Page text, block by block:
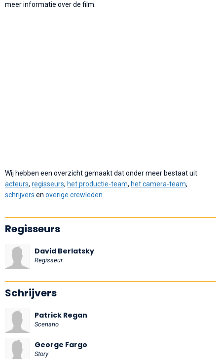
meer informatie over de film.
Wij hebben een overzicht gemaakt dat onder meer bestaat uit
acteurs, regisseurs, het productie-team, het camera-team,
schrijvers en overige crewleden
Regisseurs
David Berlatsky
Regisseur
Schrijvers
Patrick Regan
Scenario
George Fargo
Story